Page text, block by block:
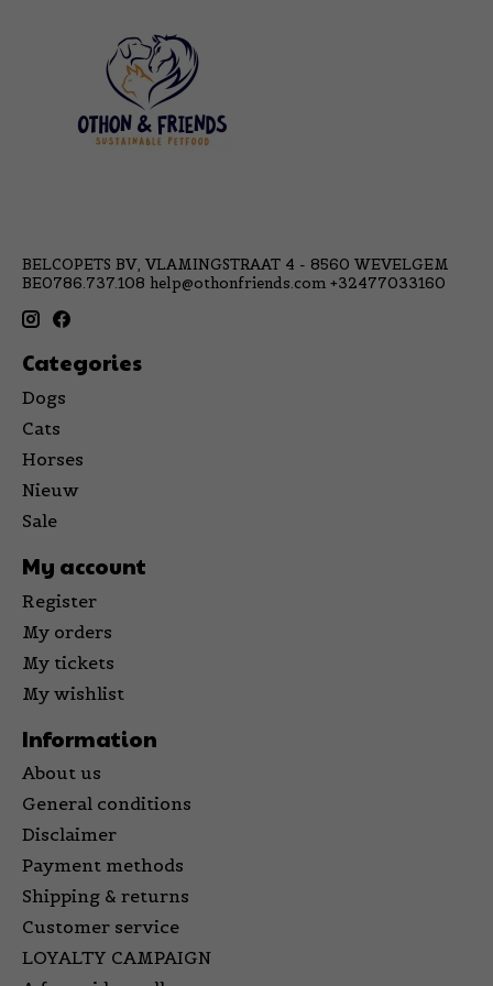
BELCOPETS BV, VLAMINGSTRAAT 4 - 8560 WEVELGEM
BE0786.737.108 help@othonfriends.com +32477033160
Categories
Dogs
Cats
Horses
Nieuw
Sale
My account
Register
My orders
My tickets
My wishlist
Information
About us
General conditions
Disclaimer
Payment methods
Shipping & returns
Customer service
LOYALTY CAMPAIGN